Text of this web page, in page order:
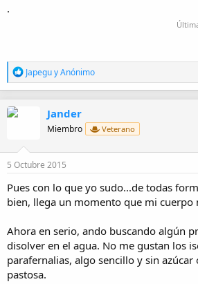
.
R
e
a
n
e
s
JapeguyAnónimo
Jander
Miembro Veterano
5 Octubre 2015
Pues con lo que yo sudo...de todas
bien, llega un momento que mi cuerpo
Ahora en serio, ando buscando algún
disolver en el agua. No me gustan los
parafernalias, algo sencillo y sin azúcar
pastosa.